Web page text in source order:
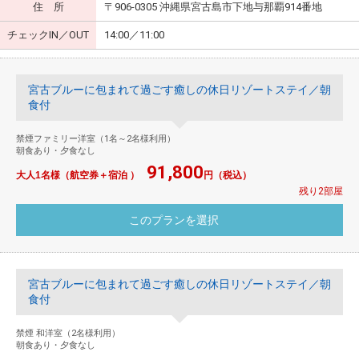
住 所 〒906-0305 沖縄県宮古島市下地与那覇914番地
チェックIN／OUT 14:00／11:00
宮古ブルーに包まれて過ごす癒しの休日リゾートステイ／朝
食付
禁煙ファミリー洋室（1名～2名様利用）
朝食あり・夕食なし
大人1名様（航空券＋宿泊 ） 91,800 円（税込）
残り2部屋
宮古ブルーに包まれて過ごす癒しの休日リゾートステイ／朝
食付
禁煙 和洋室（2名様利用）
朝食あり・夕食なし